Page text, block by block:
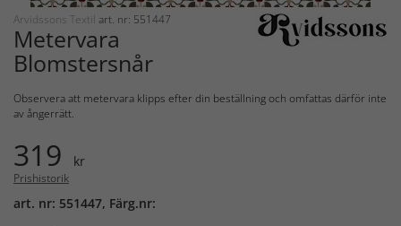
Arvidssons Textil art. nr: 551447
Metervara
Blomstersnår
Observera att metervara klipps efter din beställning och omfattas därför inte
av ångerrätt.
319 kr
Prishistorik
art. nr: 551447, Färg.nr: